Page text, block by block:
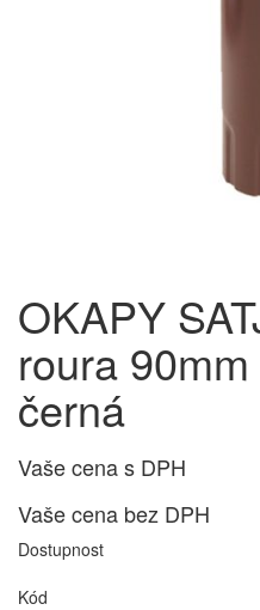
OKAPY
roura
černá
Vaše cena s DPH
Vaše cena bez DPH
Dostupnost
Kód